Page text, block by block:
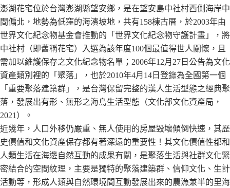
澎湖花宅位於台灣澎湖縣望安鄉，是在望安島中社村西側海岸中
間偏北，地勢為低窪的海濱坡地，共有158棟古厝，於2003年由
世界文化紀念物基金會推動的「世界文化紀念物守護計畫」，將
中社村（即舊稱花宅）入選為該年度100個最值得世人關懷，且
需加以維護保存之文化紀念物名單；2006年12月27日公告為文化
資產類別裡的「聚落」，也於2010年4月14日登錄為全國第一個
「重要聚落建築群」，是台灣保留完整的漢人生活型態之經典聚
落，發展出有形、無形之海島生活型態（文化部文化資產局，
2021）。
近幾年，人口外移仍嚴重、無人使用的房屋毀壞傾倒快速，其歷
史價值和文化資產保存都有著深遠的重要性！其文化價值性都和
人類生活在海邊自然互動的成果有關，是聚落生活與社群文化緊
密結合的空間紋理，主要是獨特的聚落建築群、信仰文化、生計
活動等，形成人類與自然環境間互動發展出來的農漁兼半的里海